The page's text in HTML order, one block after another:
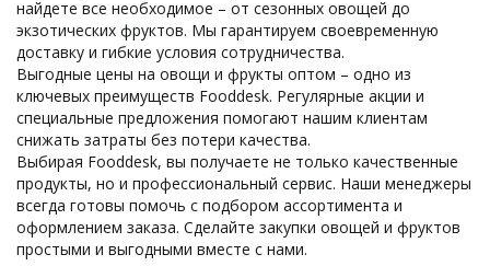
найдете все необходимое – от сезонных овощей до
экзотических фруктов. Мы гарантируем своевременную
доставку и гибкие условия сотрудничества.
Выгодные цены на овощи и фрукты оптом – одно из
ключевых преимуществ Fooddesk. Регулярные акции и
специальные предложения помогают нашим клиентам
снижать затраты без потери качества.
Выбирая Fooddesk, вы получаете не только качественные
продукты, но и профессиональный сервис. Наши менеджеры
всегда готовы помочь с подбором ассортимента и
оформлением заказа. Сделайте закупки овощей и фруктов
простыми и выгодными вместе с нами.